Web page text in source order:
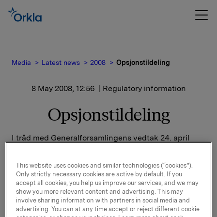
Media Latest news 2008 Opsjonstildeling
8 May 2008, 12:56 | Regulatory information
Opsjonstildeling
I tråd med Generalforsamlingens vedtak 24. april
innløsningskurs 81,40 kroner med 6 års løpetid, og er
utøvbar i de siste 3 årene.
Liste over primærinnsidere som berøres av
transaksjonen følger vedlagt.
This website uses cookies and similar technologies (“cookies”).
Only strictly necessary cookies are active by default. If you
accept all cookies, you help us improve our services, and we may
show you more relevant content and advertising. This may
involve sharing information with partners in social media and
advertising. You can at any time accept or reject different cookie